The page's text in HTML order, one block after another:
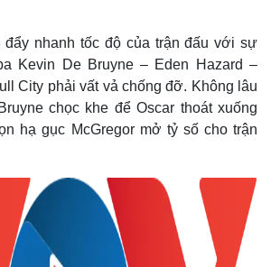
đẩy nhanh tốc độ của trận đấu với sự
Kevin De Bruyne – Eden Hazard –
City phải vất vả chống đỡ. Không lâu
chọc khe để Oscar thoát xuống
hạ gục McGregor mở tỷ số cho trận